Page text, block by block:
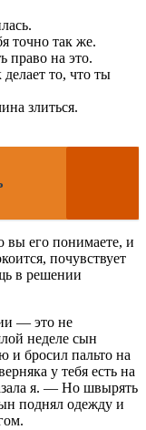
точно так же.
право на это.
то, что ты
злиться.
вы его понимаете, и
почувствует
в решении
— это не
неделе сын
и бросил пальто на
у тебя есть на
я. — Но швырять
поднял одежду и